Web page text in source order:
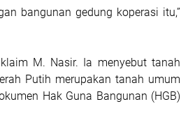
bangunan gedung koperasi itu,”
M. Nasir. Ia menyebut tanah
Putih merupakan tanah umum
Hak Guna Bangunan (HGB)